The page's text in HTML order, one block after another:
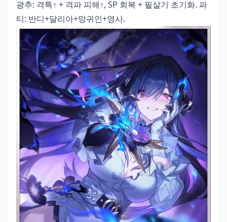
광추: 격특↑ + 격파 피해↑, SP 회복 + 필살기 초기화. 파
티: 반디+달리아+망귀인+영사.